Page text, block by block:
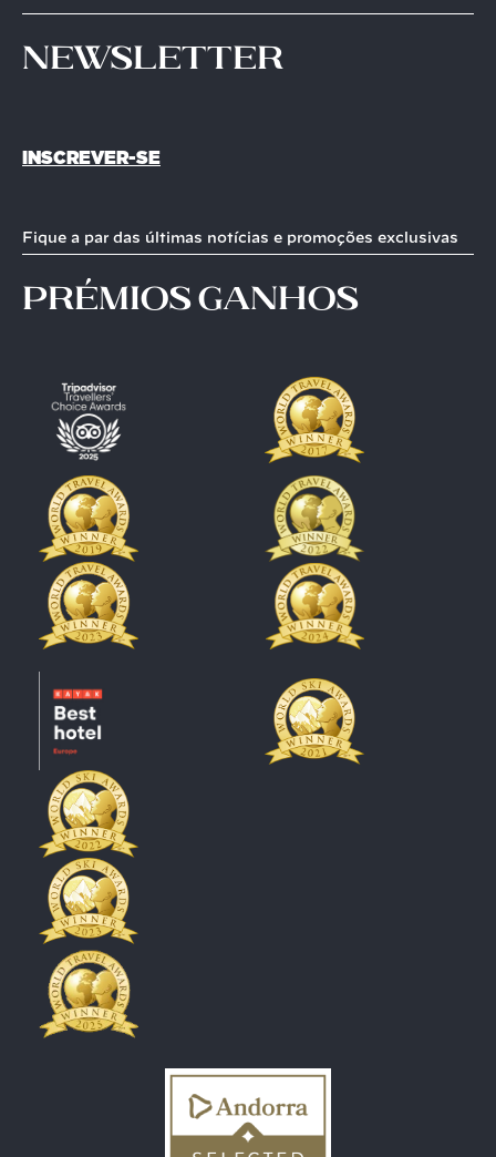
Newsletter
INSCREVER-SE
Fique a par das últimas notícias e promoções exclusivas
prémios ganhos